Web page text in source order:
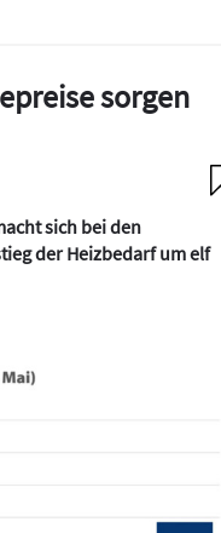
sorgen
sich bei den
der Heizbedarf um elf